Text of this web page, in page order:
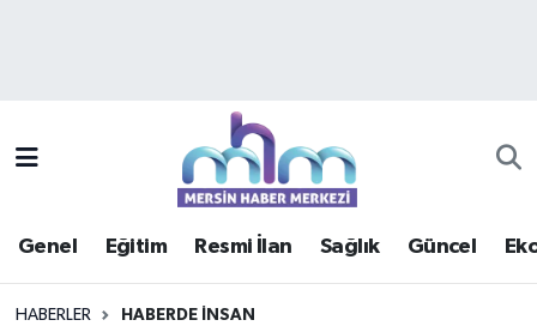
Genel Eğitim Resmi İlan Sağlık Güncel
HABERLER HABERDE INSAN
Mersin Trafik Yoğunluk Haritası
Süper Lig Puan Durumu ve Fikstür